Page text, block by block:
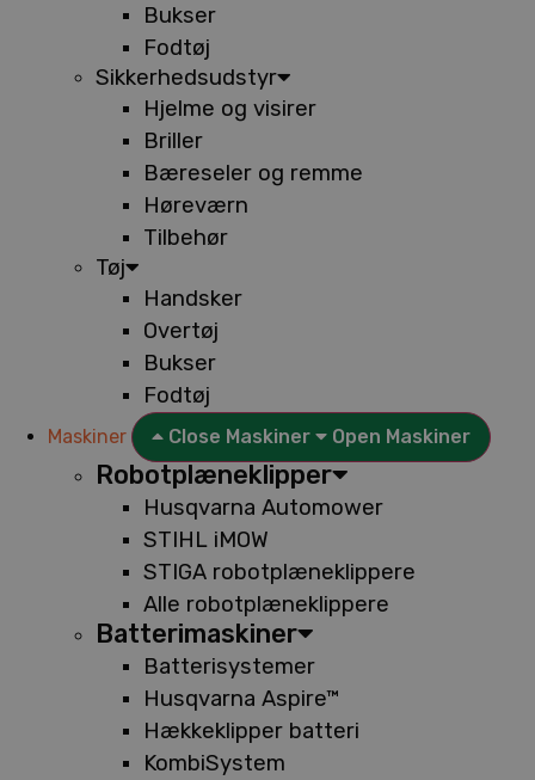
Bukser
Fodtøj
Sikkerhedsudstyr
Hjelme og visirer
Briller
Bæreseler og remme
Høreværn
Tilbehør
Tøj
Handsker
Overtøj
Bukser
Fodtøj
Maskiner Close Maskiner Open Maskiner
Robotplæneklipper
Husqvarna Automower
STIHL iMOW
STIGA robotplæneklippere
Alle robotplæneklippere
Batterimaskiner
Batterisystemer
Husqvarna Aspire™
Hækkeklipper batteri
KombiSystem